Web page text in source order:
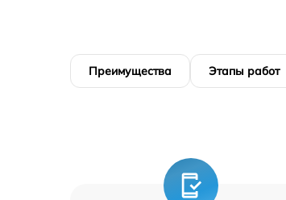
Преимущества Этапы работ